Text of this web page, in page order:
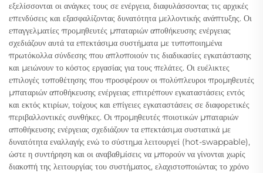
εξελίσσονται οι ανάγκες τους σε ενέργεια, διαφυλάσσοντας τις αρχικές
επενδύσεις και εξασφαλίζοντας δυνατότητα μελλοντικής ανάπτυξης. Οι
επαγγελματίες προμηθευτές μπαταριών αποθήκευσης ενέργειας
σχεδιάζουν αυτά τα επεκτάσιμα συστήματα με τυποποιημένα
πρωτόκολλα σύνδεσης που απλοποιούν τις διαδικασίες εγκατάστασης
και μειώνουν το κόστος εργασίας για τους πελάτες. Οι ευέλικτες
επιλογές τοποθέτησης που προσφέρουν οι πολύπλευροι προμηθευτές
μπαταριών αποθήκευσης ενέργειας επιτρέπουν εγκαταστάσεις εντός
και εκτός κτιρίων, τοίχους και επίγειες εγκαταστάσεις σε διαφορετικές
περιβαλλοντικές συνθήκες. Οι προμηθευτές ποιοτικών μπαταριών
αποθήκευσης ενέργειας σχεδιάζουν τα επεκτάσιμα συστατικά με
δυνατότητα εναλλαγής ενώ το σύστημα λειτουργεί (hot-swappable),
ώστε η συντήρηση και οι αναβαθμίσεις να μπορούν να γίνονται χωρίς
διακοπή της λειτουργίας του συστήματος, ελαχιστοποιώντας το χρόνο